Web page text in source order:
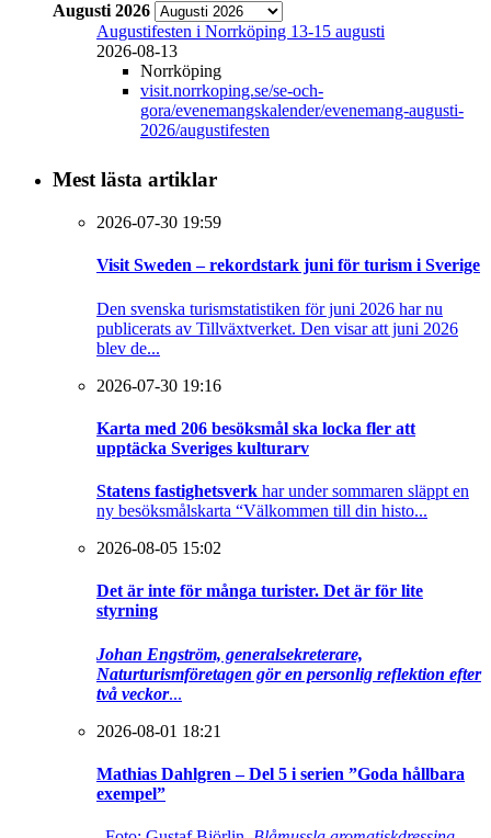
Augusti 2026
Augustifesten i Norrköping 13-15 augusti
2026-08-13
Norrköping
visit.norrkoping.se/se-och-
gora/evenemangskalender/evenemang-augusti-
2026/augustifesten
Mest lästa artiklar
2026-07-30 19:59
Visit Sweden – rekordstark juni för turism i Sverige
Den svenska turismstatistiken för juni 2026 har nu
publicerats av Tillväxtverket. Den visar att juni 2026
blev de...
2026-07-30 19:16
Karta med 206 besöksmål ska locka fler att
upptäcka Sveriges kulturarv
Statens fastighetsverk har under sommaren släppt en
ny besöksmålskarta “Välkommen till din histo...
2026-08-05 15:02
Det är inte för många turister. Det är för lite
styrning
Johan Engström, generalsekreterare,
Naturturismföretagen gör en personlig reflektion efter
två veckor...
2026-08-01 18:21
Mathias Dahlgren – Del 5 i serien ”Goda hållbara
exempel”